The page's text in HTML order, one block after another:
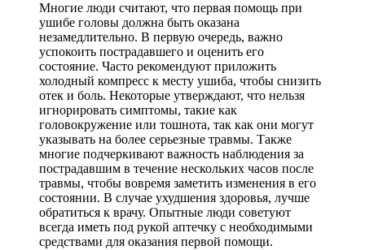
Многие люди считают, что первая помощь при
ушибе головы должна быть оказана
незамедлительно. В первую очередь, важно
успокоить пострадавшего и оценить его
состояние. Часто рекомендуют приложить
холодный компресс к месту ушиба, чтобы снизить
отек и боль. Некоторые утверждают, что нельзя
игнорировать симптомы, такие как
головокружение или тошнота, так как они могут
указывать на более серьезные травмы. Также
многие подчеркивают важность наблюдения за
пострадавшим в течение нескольких часов после
травмы, чтобы вовремя заметить изменения в его
состоянии. В случае ухудшения здоровья, лучше
обратиться к врачу. Опытные люди советуют
всегда иметь под рукой аптечку с необходимыми
средствами для оказания первой помощи.